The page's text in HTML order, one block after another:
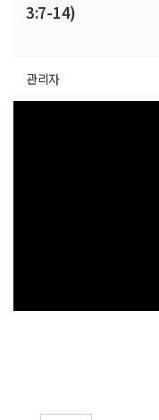
3:7-14)
관리자